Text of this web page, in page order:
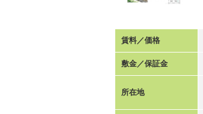
賃料／価格
敷金／保証金
所在地